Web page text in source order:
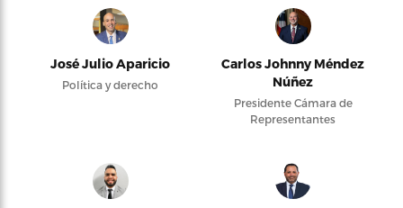
José Julio Aparicio
Política y derecho
Carlos Johnny Méndez
Núñez
Presidente Cámara de
Representantes